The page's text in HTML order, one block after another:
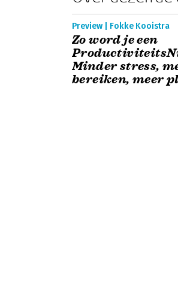
Preview | Fokke Kooistra
Zo word je een
Minder stress,
bereiken, meer